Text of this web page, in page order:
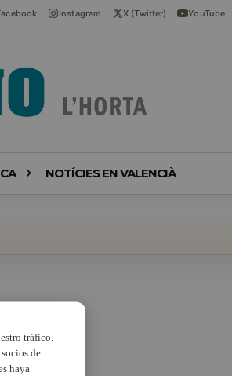
Instagram X (Twitter) YouTube
NOTÍCIES EN VALENCIÀ
tráfico.
de
haya